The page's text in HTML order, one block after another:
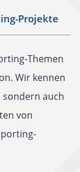
Projekte
Themen
Wir kennen
auch
von